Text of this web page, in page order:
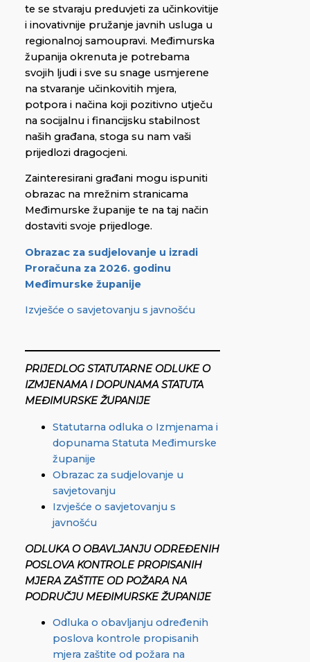
te se stvaraju preduvjeti za učinkovitije
i inovativnije pružanje javnih usluga u
regionalnoj samoupravi. Međimurska
županija okrenuta je potrebama
svojih ljudi i sve su snage usmjerene
na stvaranje učinkovitih mjera,
potpora i načina koji pozitivno utječu
na socijalnu i financijsku stabilnost
naših građana, stoga su nam vaši
prijedlozi dragocjeni.
Zainteresirani građani mogu ispuniti
obrazac na mrežnim stranicama
Međimurske županije te na taj način
dostaviti svoje prijedloge.
Obrazac za sudjelovanje u izradi
Proračuna za 2026. godinu
Međimurske županije
Izvješće o savjetovanju s javnošću
PRIJEDLOG STATUTARNE ODLUKE O
IZMJENAMA I DOPUNAMA STATUTA
MEĐIMURSKE ŽUPANIJE
Statutarna odluka o Izmjenama i
dopunama Statuta Međimurske
županije
Obrazac za sudjelovanje u
savjetovanju
Izvješće o savjetovanju s
javnošću
ODLUKA O OBAVLJANJU ODREĐENIH
POSLOVA KONTROLE PROPISANIH
MJERA ZAŠTITE OD POŽARA NA
PODRUČJU MEĐIMURSKE ŽUPANIJE
Odluka o obavljanju određenih
poslova kontrole propisanih
mjera zaštite od požara na